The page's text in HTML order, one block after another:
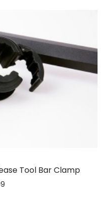
Tool Bar Clamp